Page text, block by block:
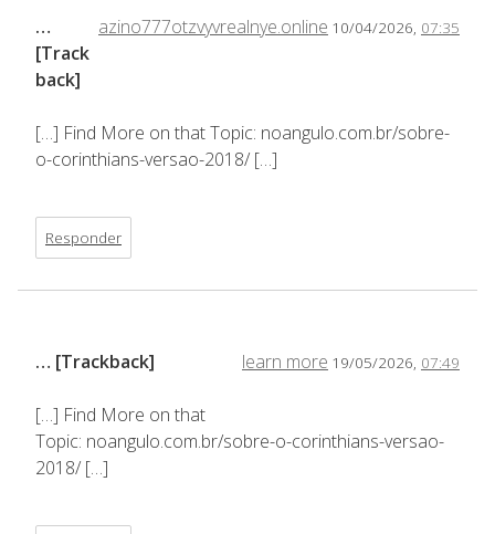
azino777otzvyvrealnye.online 10/04/2026, 07:35
…
[Track
back]
[…] Find More on that Topic: noangulo.com.br/sobre-
o-corinthians-versao-2018/ […]
Responder
learn more 19/05/2026, 07:49
… [Trackback]
[…] Find More on that
Topic: noangulo.com.br/sobre-o-corinthians-versao-
2018/ […]